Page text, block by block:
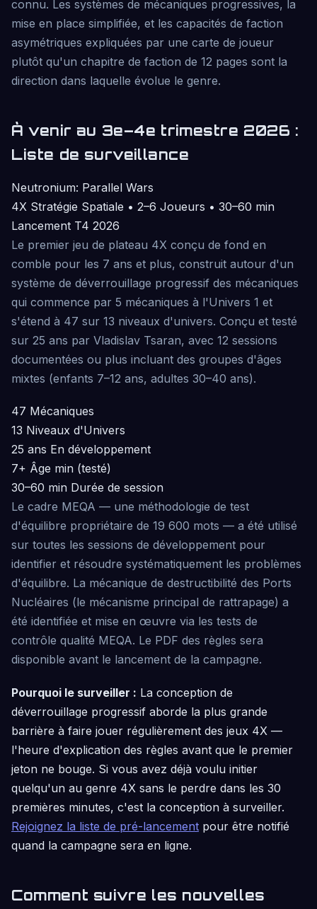
connu. Les systèmes de mécaniques progressives, la
mise en place simplifiée, et les capacités de faction
asymétriques expliquées par une carte de joueur
plutôt qu'un chapitre de faction de 12 pages sont la
direction dans laquelle évolue le genre.
À venir au 3e–4e trimestre 2026 :
Liste de surveillance
Neutronium: Parallel Wars
4X Stratégie Spatiale • 2–6 Joueurs • 30–60 min
Lancement T4 2026
Le premier jeu de plateau 4X conçu de fond en
comble pour les 7 ans et plus, construit autour d'un
système de déverrouillage progressif des mécaniques
qui commence par 5 mécaniques à l'Univers 1 et
s'étend à 47 sur 13 niveaux d'univers. Conçu et testé
sur 25 ans par Vladislav Tsaran, avec 12 sessions
documentées ou plus incluant des groupes d'âges
mixtes (enfants 7–12 ans, adultes 30–40 ans).
47 Mécaniques
13 Niveaux d'Univers
25 ans En développement
7+ Âge min (testé)
30–60 min Durée de session
Le cadre MEQA — une méthodologie de test
d'équilibre propriétaire de 19 600 mots — a été utilisé
sur toutes les sessions de développement pour
identifier et résoudre systématiquement les problèmes
d'équilibre. La mécanique de destructibilité des Ports
Nucléaires (le mécanisme principal de rattrapage) a
été identifiée et mise en œuvre via les tests de
contrôle qualité MEQA. Le PDF des règles sera
disponible avant le lancement de la campagne.
Pourquoi le surveiller : La conception de
déverrouillage progressif aborde la plus grande
barrière à faire jouer régulièrement des jeux 4X —
l'heure d'explication des règles avant que le premier
jeton ne bouge. Si vous avez déjà voulu initier
quelqu'un au genre 4X sans le perdre dans les 30
premières minutes, c'est la conception à surveiller.
Rejoignez la liste de pré-lancement pour être notifié
quand la campagne sera en ligne.
Comment suivre les nouvelles